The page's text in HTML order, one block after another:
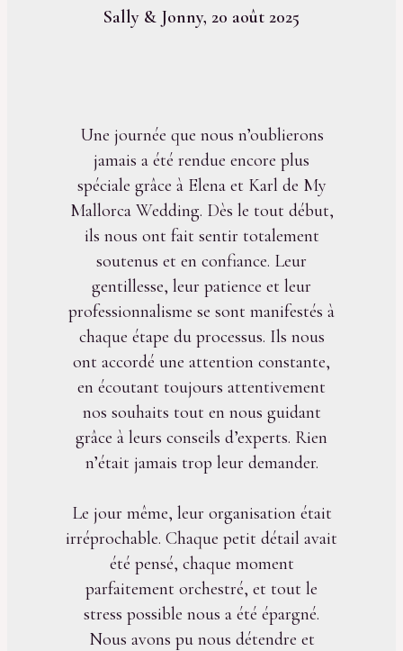
Sally & Jonny, 20 août 2025
Une journée que nous n’oublierons
jamais a été rendue encore plus
spéciale grâce à Elena et Karl de My
Mallorca Wedding. Dès le tout début,
ils nous ont fait sentir totalement
soutenus et en confiance. Leur
gentillesse, leur patience et leur
professionnalisme se sont manifestés à
chaque étape du processus. Ils nous
ont accordé une attention constante,
en écoutant toujours attentivement
nos souhaits tout en nous guidant
grâce à leurs conseils d’experts. Rien
n’était jamais trop leur demander.
Le jour même, leur organisation était
irréprochable. Chaque petit détail avait
été pensé, chaque moment
parfaitement orchestré, et tout le
stress possible nous a été épargné.
Nous avons pu nous détendre et